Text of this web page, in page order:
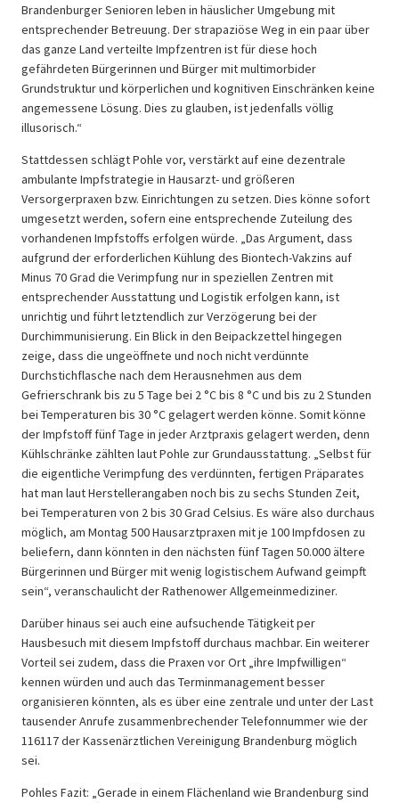
Brandenburger Senioren leben in häuslicher Umgebung mit
entsprechender Betreuung. Der strapaziöse Weg in ein paar über
das ganze Land verteilte Impfzentren ist für diese hoch
gefährdeten Bürgerinnen und Bürger mit multimorbider
Grundstruktur und körperlichen und kognitiven Einschränken keine
angemessene Lösung. Dies zu glauben, ist jedenfalls völlig
illusorisch.“
Stattdessen schlägt Pohle vor, verstärkt auf eine dezentrale
ambulante Impfstrategie in Hausarzt- und größeren
Versorgerpraxen bzw. Einrichtungen zu setzen. Dies könne sofort
umgesetzt werden, sofern eine entsprechende Zuteilung des
vorhandenen Impfstoffs erfolgen würde. „Das Argument, dass
aufgrund der erforderlichen Kühlung des Biontech-Vakzins auf
Minus 70 Grad die Verimpfung nur in speziellen Zentren mit
entsprechender Ausstattung und Logistik erfolgen kann, ist
unrichtig und führt letztendlich zur Verzögerung bei der
Durchimmunisierung. Ein Blick in den Beipackzettel hingegen
zeige, dass die ungeöffnete und noch nicht verdünnte
Durchstichflasche nach dem Herausnehmen aus dem
Gefrierschrank bis zu 5 Tage bei 2 °C bis 8 °C und bis zu 2 Stunden
bei Temperaturen bis 30 °C gelagert werden könne. Somit könne
der Impfstoff fünf Tage in jeder Arztpraxis gelagert werden, denn
Kühlschränke zählten laut Pohle zur Grundausstattung. „Selbst für
die eigentliche Verimpfung des verdünnten, fertigen Präparates
hat man laut Herstellerangaben noch bis zu sechs Stunden Zeit,
bei Temperaturen von 2 bis 30 Grad Celsius. Es wäre also durchaus
möglich, am Montag 500 Hausarztpraxen mit je 100 Impfdosen zu
beliefern, dann könnten in den nächsten fünf Tagen 50.000 ältere
Bürgerinnen und Bürger mit wenig logistischem Aufwand geimpft
sein“, veranschaulicht der Rathenower Allgemeinmediziner.
Darüber hinaus sei auch eine aufsuchende Tätigkeit per
Hausbesuch mit diesem Impfstoff durchaus machbar. Ein weiterer
Vorteil sei zudem, dass die Praxen vor Ort „ihre Impfwilligen“
kennen würden und auch das Terminmanagement besser
organisieren könnten, als es über eine zentrale und unter der Last
tausender Anrufe zusammenbrechender Telefonnummer wie der
116117 der Kassenärztlichen Vereinigung Brandenburg möglich
sei.
Pohles Fazit: „Gerade in einem Flächenland wie Brandenburg sind